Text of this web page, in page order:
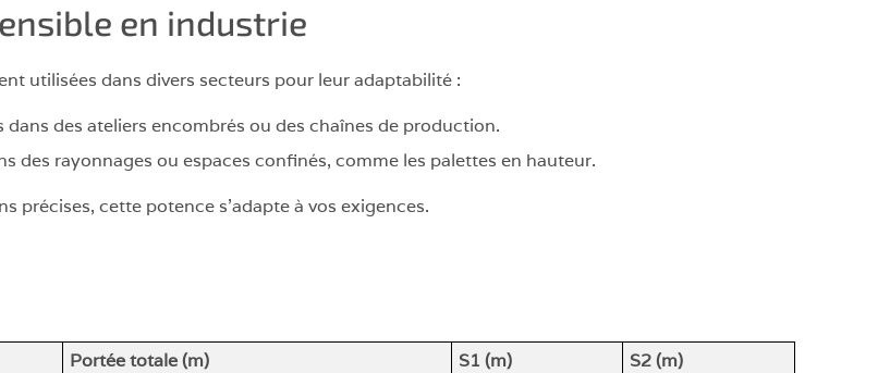
en industrie
utilisées dans divers secteurs pour leur adaptabilité :
dans des ateliers encombrés ou des chaînes de production.
des rayonnages ou espaces confinés, comme les palettes en hauteur.
précises, cette potence s'adapte à vos exigences.
Portée totale (m) S1 (m)
S2 (m)